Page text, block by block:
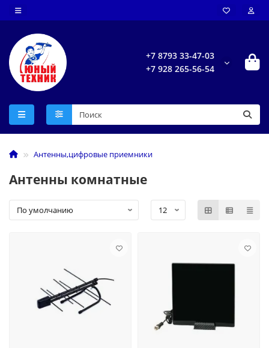
+7 8793 33-47-03
+7 928 265-56-54
Антенны,цифровые приемники
Антенны комнатные